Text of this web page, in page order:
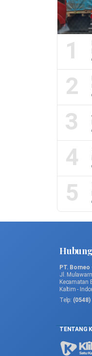
1
2
3
4
5
PT.
Jl.
Kecamatan
Kaltim -
Telp: (0548)
TENTANG